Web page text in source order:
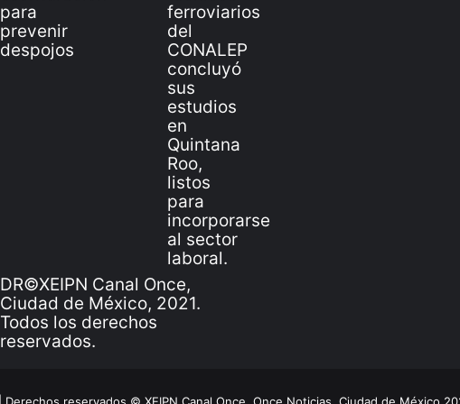
DR©XEIPN Canal Once,
Ciudad de México, 2021.
Todos los derechos
reservados.